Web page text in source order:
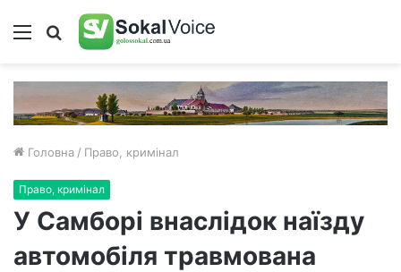
Меню Пошук
Головна / Право, кримінал
Право, кримінал
У Самборі внаслідок наїзду
автомобіля травмована